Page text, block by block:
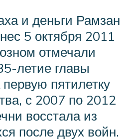
и деньги Рамзан
5 октября 2011
отмечали
летие главы
пятилетку
с 2007 по 2012
восстала из
после двух войн.